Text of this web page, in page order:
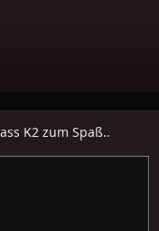
K2 zum Spaß..